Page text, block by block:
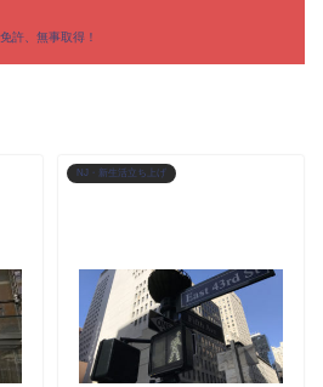
許、無事取得！
NJ・新生活立ち上げ